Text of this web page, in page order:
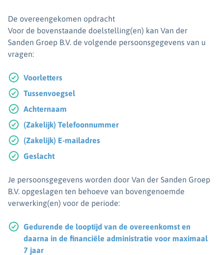
De overeengekomen opdracht
Voor de bovenstaande doelstelling(en) kan Van der
Sanden Groep B.V. de volgende persoonsgegevens van u
vragen:
Voorletters
Tussenvoegsel
Achternaam
(Zakelijk) Telefoonnummer
(Zakelijk) E-mailadres
Geslacht
Je persoonsgegevens worden door Van der Sanden Groep
B.V. opgeslagen ten behoeve van bovengenoemde
verwerking(en) voor de periode:
Gedurende de looptijd van de overeenkomst en
daarna in de financiële administratie voor maximaal
7 jaar